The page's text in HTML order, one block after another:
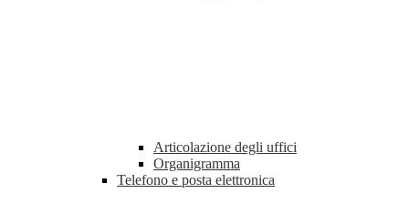
Articolazione degli uffici
Organigramma
Telefono e posta elettronica